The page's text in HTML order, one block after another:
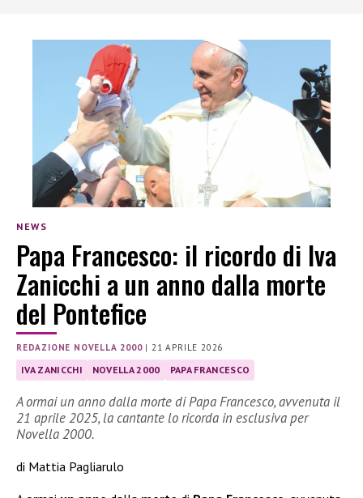
NEWS
Papa Francesco: il ricordo di Iva
Zanicchi a un anno dalla morte
del Pontefice
REDAZIONE NOVELLA 2000| 21 APRILE 2026
IVA ZANICCHI NOVELLA 2000 PAPA FRANCESCO
A ormai un anno dalla morte di Papa Francesco, avvenuta il
21 aprile 2025, la cantante lo ricorda in esclusiva per
Novella 2000.
di Mattia Pagliarulo